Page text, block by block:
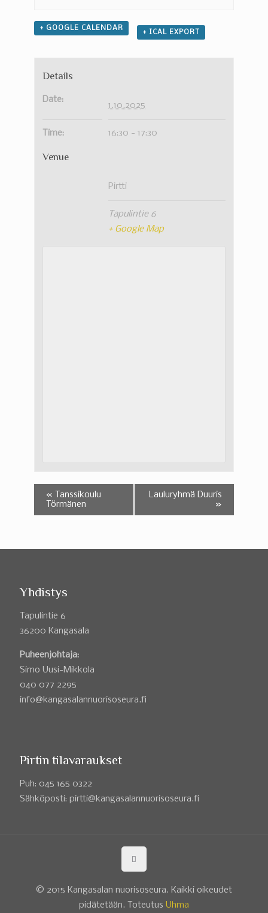
+ GOOGLE CALENDAR
+ ICAL EXPORT
Details
Date:
1.10.2025
Time: 16:30 - 17:30
Venue
Pirtti
Tapulintie 6
+ Google Map
« Tanssikoulu
Törmänen
Lauluryhmä Duuris
»
Yhdistys
Tapulintie 6
36200 Kangasala
Puheenjohtaja:
Simo Uusi-Mikkola
040 077 2295
info@kangasalannuorisoseura.fi
Pirtin tilavaraukset
Puh: 045 165 0322
Sähköposti: pirtti@kangasalannuorisoseura.fi
© 2015 Kangasalan nuorisoseura. Kaikki oikeudet
pidätetään. Toteutus Uhma